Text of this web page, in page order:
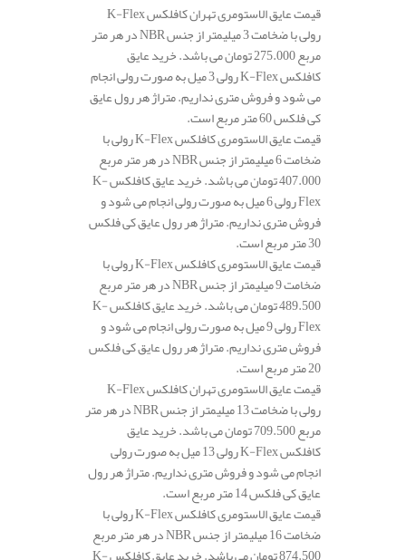
قیمت عایق الاستومری تهران کافلکس K-Flex
رولی با ضخامت 3 میلیمتر از جنس NBR در هر متر
مربع 275.000 تومان می باشد. خرید عایق
کافلکس K-Flex رولی 3 میل به صورت رولی انجام
می شود و فروش متری نداریم. متراژ هر رول عایق
کی فلکس 60 متر مربع است.
قیمت عایق الاستومری کافلکس K-Flex رولی با
ضخامت 6 میلیمتر از جنس NBR در هر متر مربع
407.000 تومان می باشد. خرید عایق کافلکس K-
Flex رولی 6 میل به صورت رولی انجام می شود و
فروش متری نداریم. متراژ هر رول عایق کی فلکس
30 متر مربع است.
قیمت عایق الاستومری کافلکس K-Flex رولی با
ضخامت 9 میلیمتر از جنس NBR در هر متر مربع
489.500 تومان می باشد. خرید عایق کافلکس K-
Flex رولی 9 میل به صورت رولی انجام می شود و
فروش متری نداریم. متراژ هر رول عایق کی فلکس
20 متر مربع است.
قیمت عایق الاستومری تهران کافلکس K-Flex
رولی با ضخامت 13 میلیمتر از جنس NBR در هر متر
مربع 709.500 تومان می باشد. خرید عایق
کافلکس K-Flex رولی 13 میل به صورت رولی
انجام می شود و فروش متری نداریم. متراژ هر رول
عایق کی فلکس 14 متر مربع است.
قیمت عایق الاستومری کافلکس K-Flex رولی با
ضخامت 16 میلیمتر از جنس NBR در هر متر مربع